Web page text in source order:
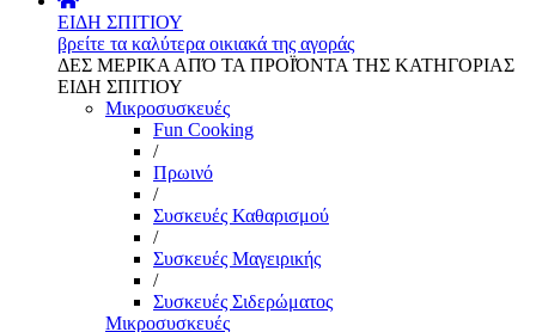
ΕΙΔΗ ΣΠΙΤΙΟΥ
βρείτε τα καλύτερα οικιακά της αγοράς
ΔΕΣ ΜΕΡΙΚΑ ΑΠΌ ΤΑ ΠΡΟΪΌΝΤΑ ΤΗΣ ΚΑΤΗΓΟΡΙΑΣ
ΕΙΔΗ ΣΠΙΤΙΟΥ
Μικροσυσκευές
Fun Cooking
/
Πρωινό
/
Συσκευές Καθαρισμού
/
Συσκευές Μαγειρικής
/
Συσκευές Σιδερώματος
Μικροσυσκευές